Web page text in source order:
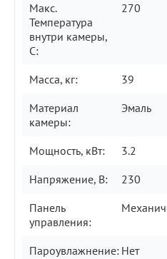
Макс.
Температура
внутри камеры,
С:
270
Масса, кг:
39
Материал
камеры:
Эмаль
Мощность, кВт:
3.2
Напряжение, В:
230
Панель
управления:
Пароувлажнение: Нет